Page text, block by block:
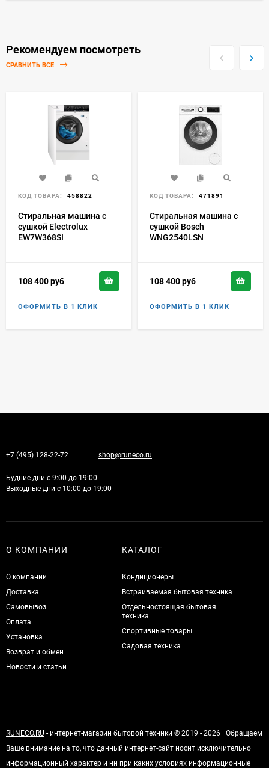
Рекомендуем посмотреть
СРАВНИТЬ ВСЕ
КОД ТОВАРА: 458822
Стиральная машина с
сушкой Electrolux
EW7W368SI
108 400руб
КОД ТОВАРА: 471891
Стиральная машина с
сушкой Bosch
WNG2540LSN
108 400руб
+7 (495) 128-22-72 shop@runeco.ru
Будние дни с 9:00 до 19:00
Выходные дни с 10:00 до 19:00
О КОМПАНИИ
О компании
Доставка
Самовывоз
Оплата
Установка
Возврат и обмен
Новости и статьи
КАТАЛОГ
Кондиционеры
Встраиваемая бытовая техника
Отдельностоящая бытовая
техника
Спортивные товары
Садовая техника
RUNECO.RU - интернет-магазин бытовой техники © 2019 - 2026 | Обращаем
Ваше внимание на то, что данный интернет-сайт носит исключительно
информационный характер и ни при каких условиях информационные